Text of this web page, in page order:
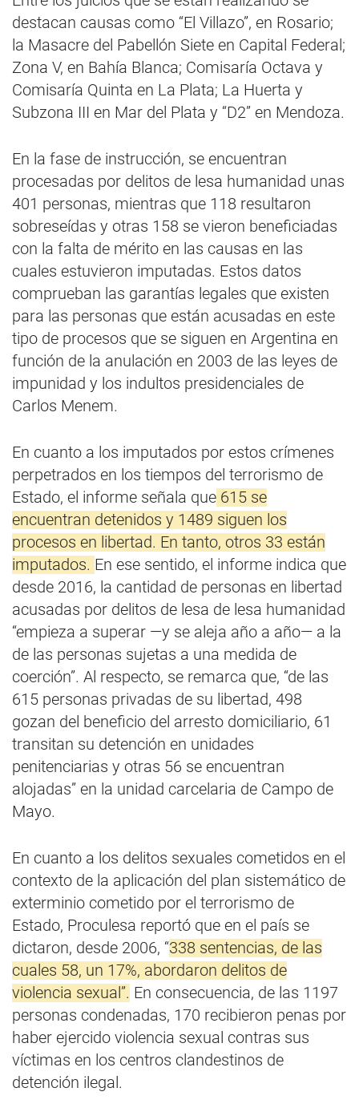
destacan causas como “El Villazo”, en Rosario;
la Masacre del Pabellón Siete en Capital Federal;
Zona V, en Bahía Blanca; Comisaría Octava y
Comisaría Quinta en La Plata; La Huerta y
Subzona III en Mar del Plata y “D2” en Mendoza.
En la fase de instrucción, se encuentran
procesadas por delitos de lesa humanidad unas
401 personas, mientras que 118 resultaron
sobreseídas y otras 158 se vieron beneficiadas
con la falta de mérito en las causas en las
cuales estuvieron imputadas. Estos datos
comprueban las garantías legales que existen
para las personas que están acusadas en este
tipo de procesos que se siguen en Argentina en
función de la anulación en 2003 de las leyes de
impunidad y los indultos presidenciales de
Carlos Menem.
En cuanto a los imputados por estos crímenes
perpetrados en los tiempos del terrorismo de
Estado, el informe señala que 615 se
encuentran detenidos y 1489 siguen los
procesos en libertad. En tanto, otros 33 están
imputados. En ese sentido, el informe indica que
desde 2016, la cantidad de personas en libertad
acusadas por delitos de lesa de lesa humanidad
“empieza a superar —y se aleja año a año— a la
de las personas sujetas a una medida de
coerción”. Al respecto, se remarca que, “de las
615 personas privadas de su libertad, 498
gozan del beneficio del arresto domiciliario, 61
transitan su detención en unidades
penitenciarias y otras 56 se encuentran
alojadas” en la unidad carcelaria de Campo de
Mayo.
En cuanto a los delitos sexuales cometidos en el
contexto de la aplicación del plan sistemático de
exterminio cometido por el terrorismo de
Estado, Proculesa reportó que en el país se
dictaron, desde 2006, “338 sentencias, de las
cuales 58, un 17%, abordaron delitos de
violencia sexual”. En consecuencia, de las 1197
personas condenadas, 170 recibieron penas por
haber ejercido violencia sexual contras sus
víctimas en los centros clandestinos de
detención ilegal.